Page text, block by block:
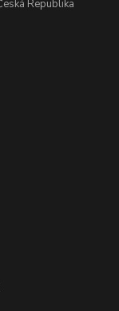
Republika